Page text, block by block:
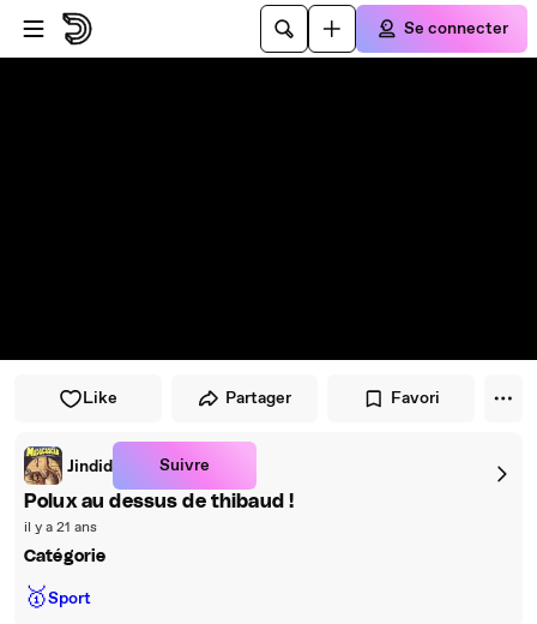
Passer au player
Passer au contenu principal
Se connecter
Like Partager Favori
Jindid Suivre
Polux au dessus de thibaud !
il y a 21 ans
Catégorie
🥇Sport